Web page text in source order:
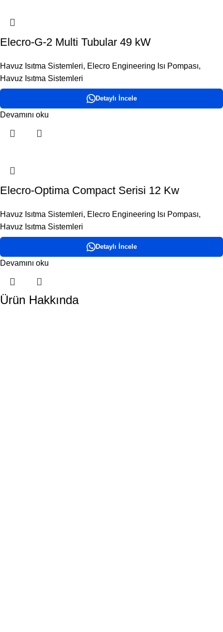
Elecro-G-2 Multi Tubular 49 kW
Havuz Isıtma Sistemleri, Elecro Engineering Isı Pompası,
Havuz Isıtma Sistemleri
Detaylı İncele
Devamını oku
Elecro-Optima Compact Serisi 12 Kw
Havuz Isıtma Sistemleri, Elecro Engineering Isı Pompası,
Havuz Isıtma Sistemleri
Detaylı İncele
Devamını oku
Ürün Hakkında